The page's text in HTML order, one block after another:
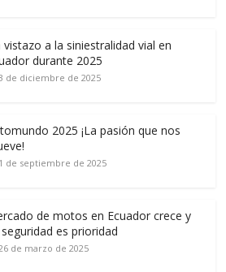
vistazo a la siniestralidad vial en
durante 2025
de diciembre de 2025
2025 ¡La pasión que nos
1 de septiembre de 2025
de motos en Ecuador crece y
es prioridad
de marzo de 2025